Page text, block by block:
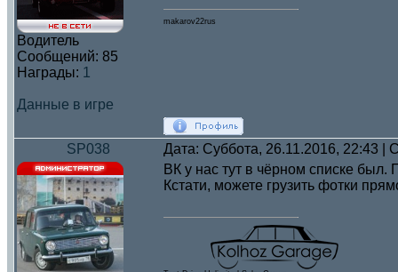
Водитель
Сообщений: 85
Награды: 1
Данные в игре
makarov22rus
SP038 Дата: Суббота, 26.11.2016, 22:43 |
ВК у нас тут в чёрном списке был.
Кстати, можете грузить фотки